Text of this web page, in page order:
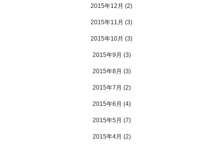
2015年12月 (2)
2015年11月 (3)
2015年10月 (3)
2015年9月 (3)
2015年8月 (3)
2015年7月 (2)
2015年6月 (4)
2015年5月 (7)
2015年4月 (2)